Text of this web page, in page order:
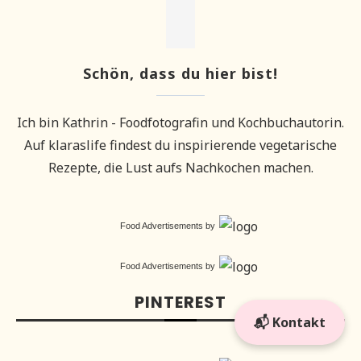
Schön, dass du hier bist!
Ich bin Kathrin - Foodfotografin und Kochbuchautorin.
Auf klaraslife findest du inspirierende vegetarische
Rezepte, die Lust aufs Nachkochen machen.
📬 Kontakt
Food Advertisements by
Food Advertisements by
PINTEREST